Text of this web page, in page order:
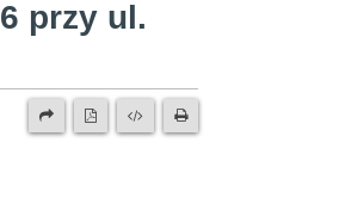
przy ul.